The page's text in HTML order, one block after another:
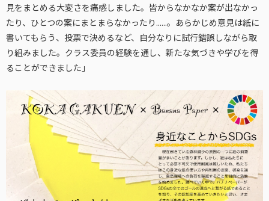
見をまとめる大変さを痛感しました。皆からなかなか案が出なかっ
たり、ひとつの案にまとまらなかったり......。あらかじめ意見は紙に
書いてもらう、投票で決めるなど、自分なりに試行錯誤しながら取
り組みました。クラス委員の経験を通し、新たな気づきや学びを得
ることができました」